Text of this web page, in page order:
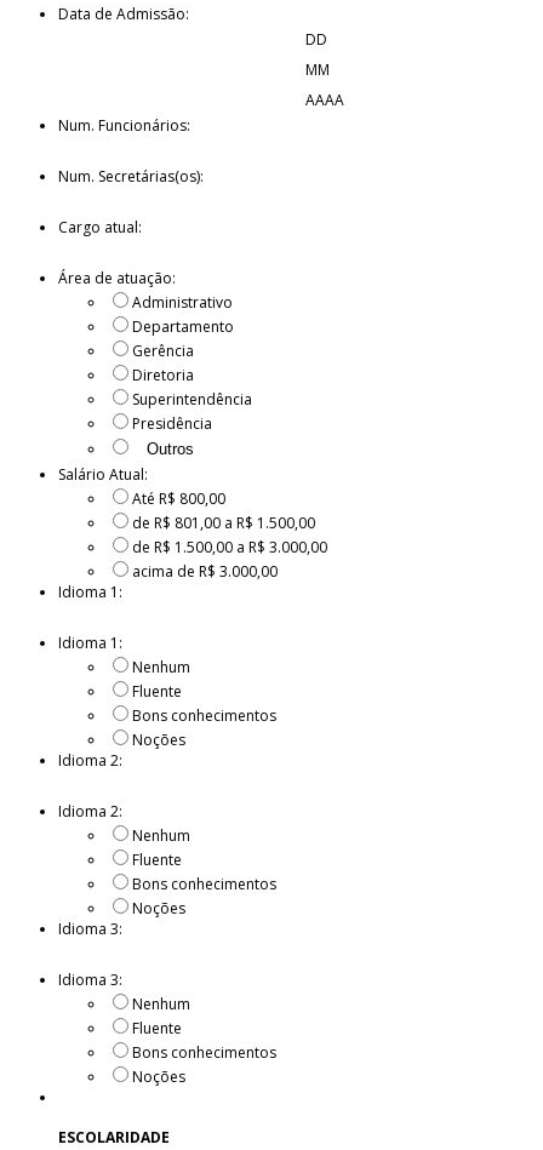
Data de Admissão:
DD
MM
AAAA
Num. Funcionários:
Num. Secretárias(os):
Cargo atual:
Área de atuação:
Administrativo
Departamento
Gerência
Diretoria
Superintendência
Presidência
Salário Atual:
Até R$ 800,00
de R$ 801,00 a R$ 1.500,00
de R$ 1.500,00 a R$ 3.000,00
acima de R$ 3.000,00
Idioma 1:
Idioma 1:
Nenhum
Fluente
Bons conhecimentos
Noções
Idioma 2:
Idioma 2:
Nenhum
Fluente
Bons conhecimentos
Noções
Idioma 3:
Idioma 3:
Nenhum
Fluente
Bons conhecimentos
Noções
ESCOLARIDADE